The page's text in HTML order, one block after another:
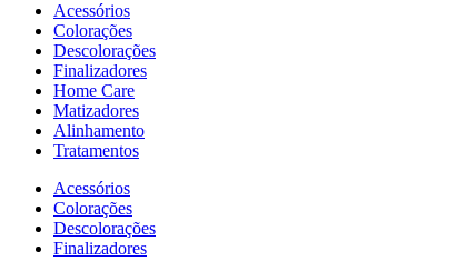
Acessórios
Colorações
Descolorações
Finalizadores
Home Care
Matizadores
Alinhamento
Tratamentos
Acessórios
Colorações
Descolorações
Finalizadores